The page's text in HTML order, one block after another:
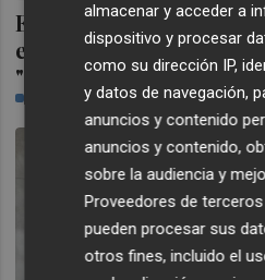
Expertos dicen que la
emocional de las
"mejora su integración
CASTELLÓN PLAZA
almacenar y acceder a
dispositivo y procesar
como su dirección IP,
y datos de navegación,
anuncios y contenido
anuncios y contenido,
sobre la audiencia y
Proveedores de
pueden procesar sus
otros fines, incluido el